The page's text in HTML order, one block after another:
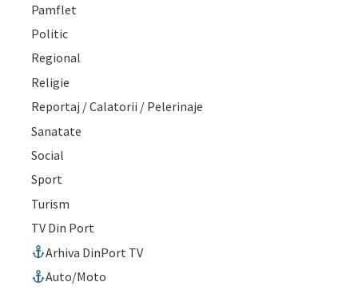
Pamflet
Politic
Regional
Religie
Reportaj / Calatorii / Pelerinaje
Sanatate
Social
Sport
Turism
TV Din Port
Arhiva DinPort TV
Auto/Moto